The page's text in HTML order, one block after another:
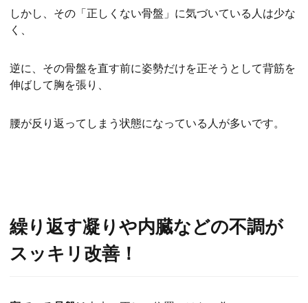
しかし、その「正しくない骨盤」に気づいている人は少な
く、
逆に、その骨盤を直す前に姿勢だけを正そうとして背筋を
伸ばして胸を張り、
腰が反り返ってしまう状態になっている人が多いです。
繰り返す凝りや内臓などの不調が
スッキリ改善！